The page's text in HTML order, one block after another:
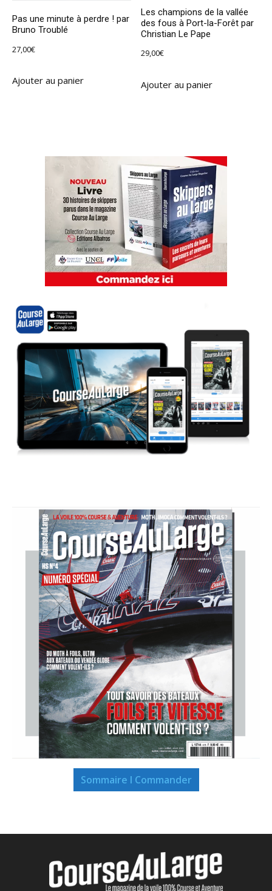
Pas une minute à perdre ! par
Bruno Troublé
27,00€
Ajouter au panier
Les champions de la vallée
des fous à Port-la-Forêt par
Christian Le Pape
29,00€
Ajouter au panier
Sommaire I Commander